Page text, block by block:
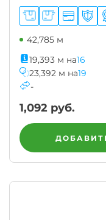
42,785 м
19,393 м на16
23,392 м на19
-
1,092 руб.